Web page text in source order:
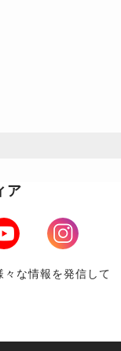
ア
Instagram
な情報を発信して